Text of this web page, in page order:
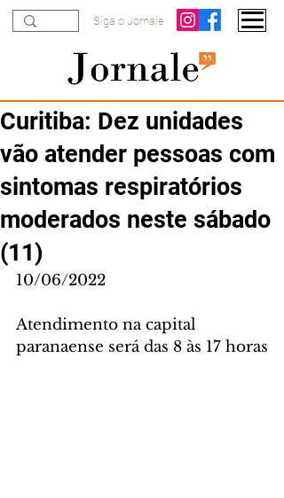
Siga o Jornale
Curitiba: Dez unidades
vão atender pessoas com
sintomas respiratórios
moderados neste sábado
(11)
10/06/2022
Atendimento na capital
paranaense será das 8 às 17 horas